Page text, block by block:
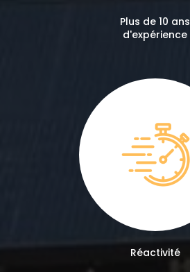
Plus de 10 ans
d'expérience
Réactivité